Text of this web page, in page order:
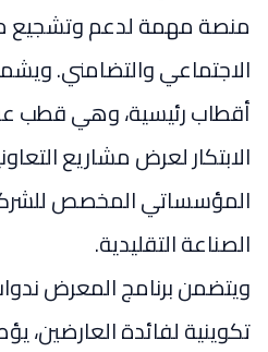
منصة مهمة لدعم وتشجيع
الاجتماعي والتضامني.
أقطاب رئيسية، وهي قطب
الابتكار لعرض مشاريع
المؤسساتي المخصص
الصناعة التقليدية.
ويتضمن برنامج المعرض
تكوينية لفائدة العارضين،